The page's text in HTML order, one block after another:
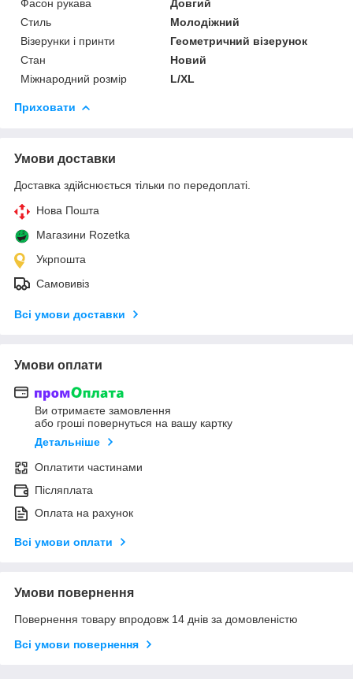
Фасон рукава
Довгий
Стиль
Молодіжний
Візерунки і принти
Геометричний візерунок
Стан
Новий
Міжнародний розмір
L/XL
Приховати
Умови доставки
Доставка здійснюється тільки по передоплаті.
Нова Пошта
Магазини Rozetka
Укрпошта
Самовивіз
Всі умови доставки
Умови оплати
Ви отримаєте замовлення
або гроші повернуться на вашу картку
Детальніше
Оплатити частинами
Післяплата
Оплата на рахунок
Всі умови оплати
Умови повернення
Повернення товару впродовж 14 днів за домовленістю
Всі умови повернення